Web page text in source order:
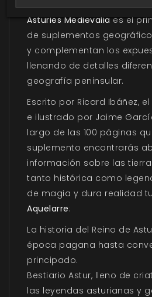
Asturies Medievalia es el
de suplementos
y complementan los
llenando de detalles
geografía peninsular.
Escrito por Ricard Ibáñez,
e ilustrado por Jaime
largo de las 100 páginas
suplemento encontrarás
información sobre las
tanto histórica como
de magia y dura realidad
Aquelarre:
La historia del Reino de
época pagana hasta
principado.
Bestiario Astur, lleno de
las leyendas asturianas y